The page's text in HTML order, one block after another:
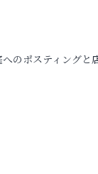
のポスティングと